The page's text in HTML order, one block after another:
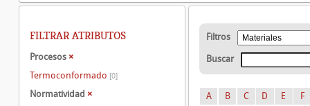
Filtros
Buscar
A B C D E F
FILTRAR ATRIBUTOS
Procesos ×
Termoconformado [0]
Normatividad ×